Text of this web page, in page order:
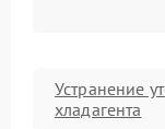
Устранение
хладагента